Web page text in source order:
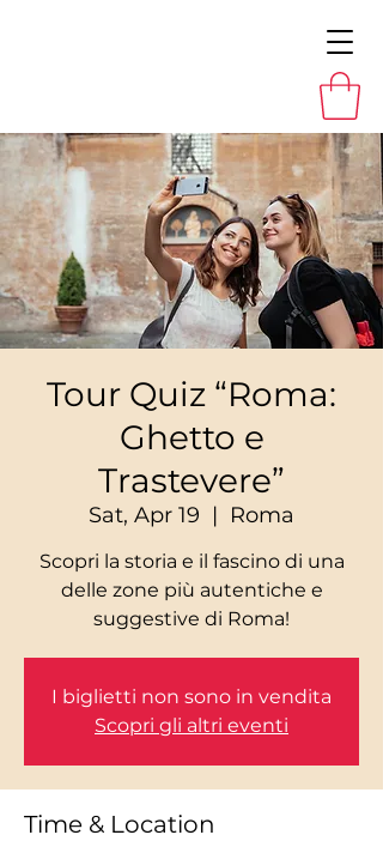
Tour Quiz “Roma:
Ghetto e
Trastevere”
Sat, Apr 19
  |
Roma
Scopri la storia e il fascino di una
delle zone più autentiche e
I biglietti non sono in vendita
Scopri gli altri eventi
Time & Location